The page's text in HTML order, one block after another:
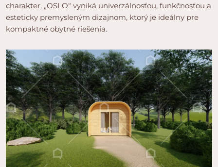
charakter. „OSLO“ vyniká univerzálnosťou, funkčnosťou a
esteticky premysleným dizajnom, ktorý je ideálny pre
kompaktné obytné riešenia.